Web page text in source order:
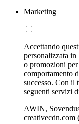
Marketing
Accettando
personalizzata
o promozioni
comportamento
successo. Con il
seguenti servizi
AWIN,